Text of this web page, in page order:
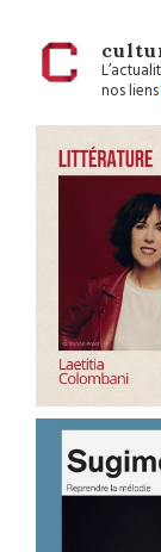
nos liens